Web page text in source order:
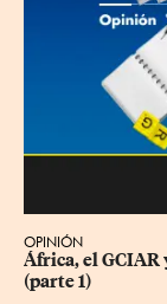
OPINIÓN
África, el
(parte 1)